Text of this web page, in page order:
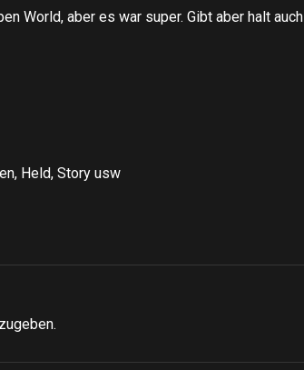
World, aber es war super. Gibt aber halt auch
Held, Story usw